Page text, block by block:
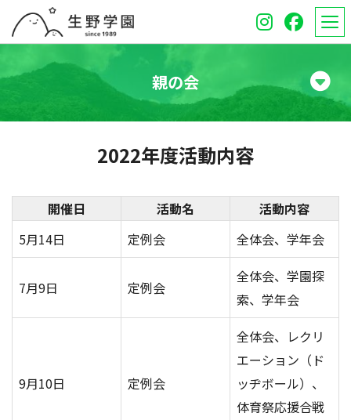
学校紹介
中学校
オープンスクール
保護者のみなさんへ
受験生のみなさんへ
お問い合わせ
親の会
2022年度活動内容
開催日 活動名
活動内容
5月14日
定例会 全体会、学年会
7月9日 定例会
全体会、学園探
索、学年会
9月10日 定例会
全体会、レクリ
エーション（ド
ッヂボール）、
体育祭応援合戦